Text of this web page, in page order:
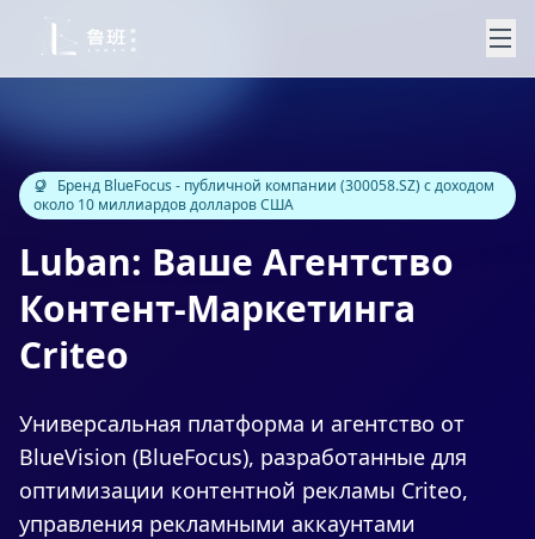
Бренд BlueFocus - публичной компании (300058.SZ) с доходом
около 10 миллиардов долларов США
Luban: Ваше Агентство
Контент-Маркетинга
Criteo
Универсальная платформа и агентство от
BlueVision (BlueFocus), разработанные для
оптимизации контентной рекламы Criteo,
управления рекламными аккаунтами